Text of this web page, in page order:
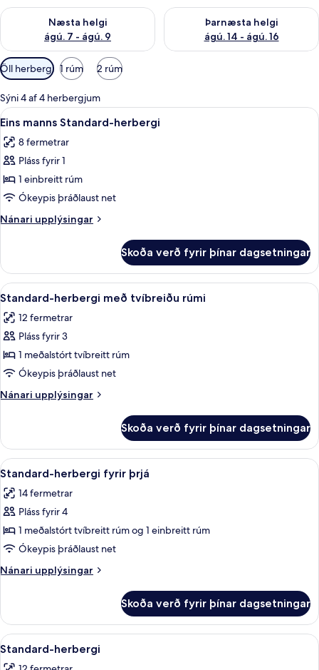
Næsta helgi
ágú. 7 - ágú. 9
Athuga framboð næstu helgi ágú. 7 - ágú. 9
Þarnæsta helgi
ágú. 14 - ágú. 16
Athuga framboð þarnæstu
Síur
í
boði
fyrir
herbergi
Öll herbergi 1 rúm 2 rúm
Sýni 4 af 4 herbergjum
Skoða
allar
myndir
fyrir
Eins
manns
Standard-
herbergi
Eins manns Standard-herbergi |
4
Eins manns Standard-herbergi
8 fermetrar
Pláss fyrir 1
1 einbreitt rúm
Ókeypis þráðlaust net
Nánari upplýsingar
Nánari
manns
Standard-
herbergi
Skoða verð fyrir þínar dagsetningar
Skoða
allar
myndir
fyrir
Standard-
herbergi
með
tvíbreiðu
Standard-herbergi með tvíbreiðu
5
Standard-herbergi með tvíbreiðu rúmi
12 fermetrar
Pláss fyrir 3
1 meðalstórt tvíbreitt rúm
Ókeypis þráðlaust net
Nánari upplýsingar
Nánari
herbergi
með
tvíbreiðu
Skoða verð fyrir þínar dagsetningar
Skoða
allar
myndir
fyrir
Standard-
herbergi
fyrir
þrjá
Straujárn/strauborð, ókeypis
4
Standard-herbergi fyrir þrjá
14 fermetrar
Pláss fyrir 4
1 meðalstórt tvíbreitt rúm og 1 einbreitt rúm
Ókeypis þráðlaust net
Nánari upplýsingar
Nánari
herbergi
fyrir
þrjá
Skoða verð fyrir þínar dagsetningar
Skoða
allar
Straujárn/strauborð, ókeypis
4
Standard-herbergi